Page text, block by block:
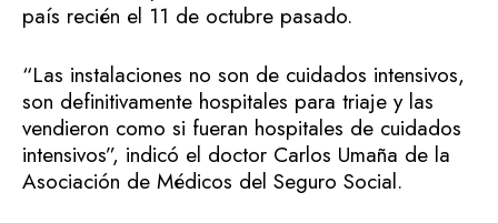
país recién el 11 de octubre pasado.
“Las instalaciones no son de cuidados intensivos,
son definitivamente hospitales para triaje y las
vendieron como si fueran hospitales de cuidados
intensivos”, indicó el doctor Carlos Umaña de la
Asociación de Médicos del Seguro Social.